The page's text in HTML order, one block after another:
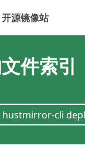
开源镜像站
件索引
hustmirror-cli